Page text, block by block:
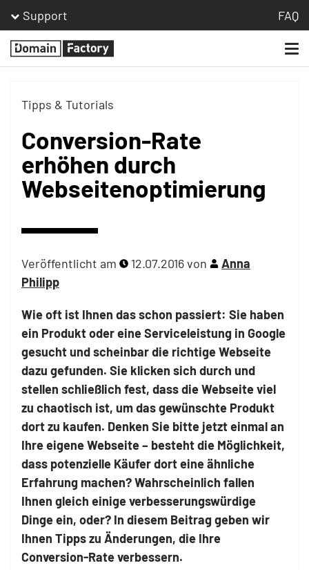
Support FAQ
Homepage
Tipps & Tutorials
Conversion-Rate
erhöhen durch
Webseitenoptimierung
Veröffentlicht am 12.07.2016von
Anna
Philipp
Wie oft ist Ihnen das schon passiert: Sie haben
ein Produkt oder eine Serviceleistung in Google
gesucht und scheinbar die richtige Webseite
dazu gefunden. Sie klicken sich durch und
stellen schließlich fest, dass die Webseite viel
zu chaotisch ist, um das gewünschte Produkt
dort zu kaufen. Denken Sie bitte jetzt einmal an
Ihre eigene Webseite – besteht die Möglichkeit,
dass potenzielle Käufer dort eine ähnliche
Erfahrung machen? Wahrscheinlich fallen
Ihnen gleich einige verbesserungswürdige
Dinge ein, oder? In diesem Beitrag geben wir
Ihnen Tipps zu Änderungen, die Ihre
Conversion-Rate verbessern.